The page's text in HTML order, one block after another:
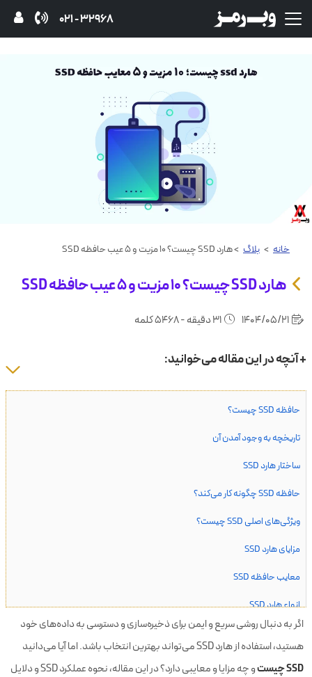
32968 - 021
خانه > بلاگ > هارد SSD چیست؟ ۱۰ مزیت و ۵ عیب حافظه SSD
هارد SSD چیست؟ ۱۰ مزیت و ۵ عیب حافظه SSD
+ آنچه در این مقاله می‌خوانید:
حافظه SSD چیست؟
تاریخچه به وجود آمدن آن
ساختار هارد SSD
حافظه SSD چگونه کار می‌کند؟
ویژگی‌های اصلی SSD چیست؟
مزایای هارد SSD
معایب حافظه SSD
انواع هارد SSD
4 توصیه بسیار بسیار مهم در مورد هاردهای SSD
۳ زمانی که شما به حافظه SSD نیاز دارید
اگر به دنبال روشی سریع و ایمن برای ذخیره‌سازی و دسترسی به داده‌های خود
هستید، استفاده از هارد SSD می‌تواند بهترین انتخاب باشد. اما آیا می‌دانید
SSD چیست
و چه مزایا و معایبی دارد؟ در این مقاله، نحوه عملکرد SSD و دلایل